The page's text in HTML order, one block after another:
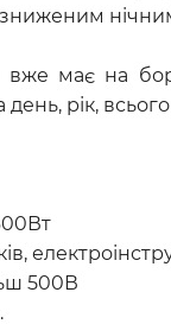
вже має на
рік, всього
500В